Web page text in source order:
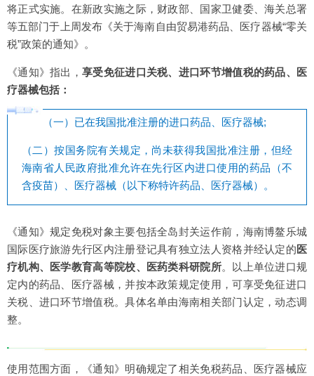
将正式实施。在新政实施之际，财政部、国家卫健委、海关总署
等五部门于上周发布《关于海南自由贸易港药品、医疗器械“零关
税”政策的通知》。
《通知》指出，享受免征进口关税、进口环节增值税的药品、医
疗器械包括：
（一）已在我国批准注册的进口药品、医疗器械;
（二）按国务院有关规定，尚未获得我国批准注册，但经
海南省人民政府批准允许在先行区内进口使用的药品（不
含疫苗）、医疗器械（以下称特许药品、医疗器械）。
《通知》规定免税对象主要包括全岛封关运作前，海南博鳌乐城
国际医疗旅游先行区内注册登记具有独立法人资格并经认定的医
疗机构、医学教育高等院校、医药类科研院所。以上单位进口规
定内的药品、医疗器械，并按本政策规定使用，可享受免征进口
关税、进口环节增值税。具体名单由海南相关部门认定，动态调
整。
使用范围方面，《通知》明确规定了相关免税药品、医疗器械应